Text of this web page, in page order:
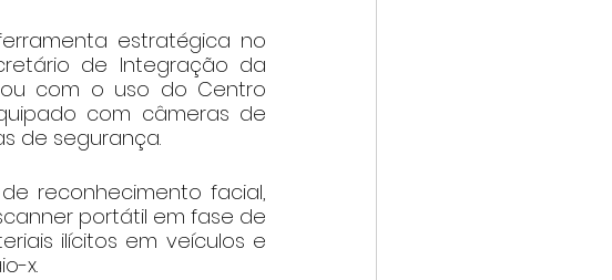
estratégica no
de Integração da
com o uso do Centro
com câmeras de
de segurança.
reconhecimento facial,
portátil em fase de
ilícitos em veículos e
x.